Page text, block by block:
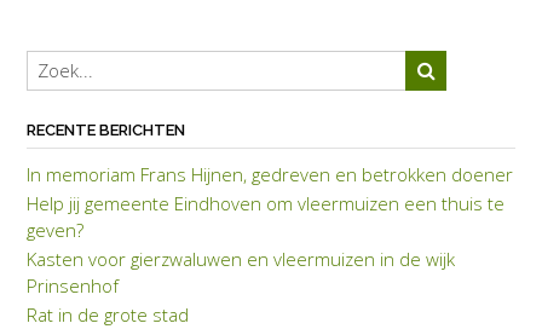
RECENTE BERICHTEN
In memoriam Frans Hijnen, gedreven en betrokken doener
Help jij gemeente Eindhoven om vleermuizen een thuis te
geven?
Kasten voor gierzwaluwen en vleermuizen in de wijk
Prinsenhof
Rat in de grote stad